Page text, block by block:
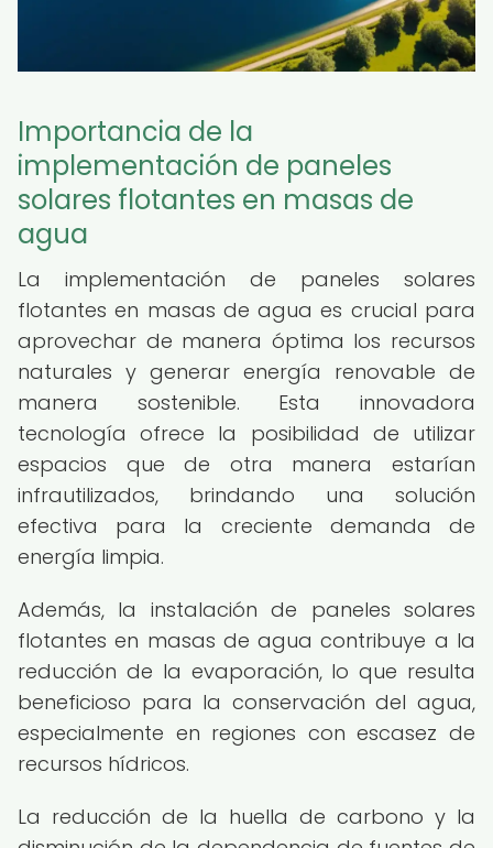
Importancia de la
implementación de paneles
solares flotantes en masas de
agua
La implementación de paneles solares
flotantes en masas de agua es crucial para
aprovechar de manera óptima los recursos
naturales y generar energía renovable de
manera sostenible. Esta innovadora
tecnología ofrece la posibilidad de utilizar
espacios que de otra manera estarían
infrautilizados, brindando una solución
efectiva para la creciente demanda de
energía limpia.
Además, la instalación de paneles solares
flotantes en masas de agua contribuye a la
reducción de la evaporación, lo que resulta
beneficioso para la conservación del agua,
especialmente en regiones con escasez de
recursos hídricos.
La reducción de la huella de carbono y la